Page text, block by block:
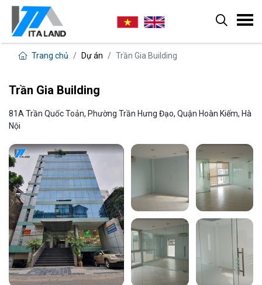
Trang chủ Dự án Trần Gia Building
Trần Gia Building
81A Trần Quốc Toản, Phường Trần Hưng Đạo, Quận Hoàn Kiếm, Hà
Nội